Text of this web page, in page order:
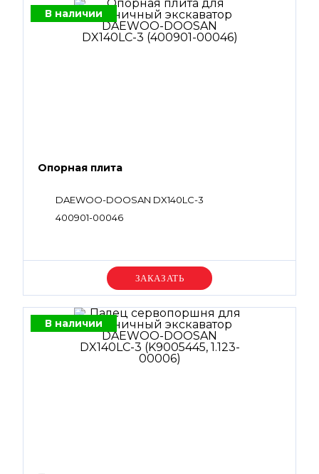
В наличии
Опорная плита
DAEWOO-DOOSAN DX140LC-3
400901-00046
Уточняйте цену
В наличии